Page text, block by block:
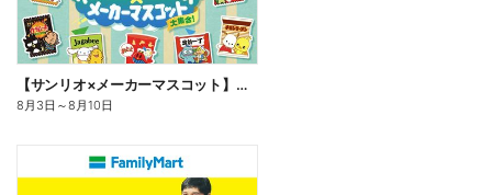
【サンリオ×メーカーマスコット】オリジナルグッズ貰える!
8月3日 ～8月10日